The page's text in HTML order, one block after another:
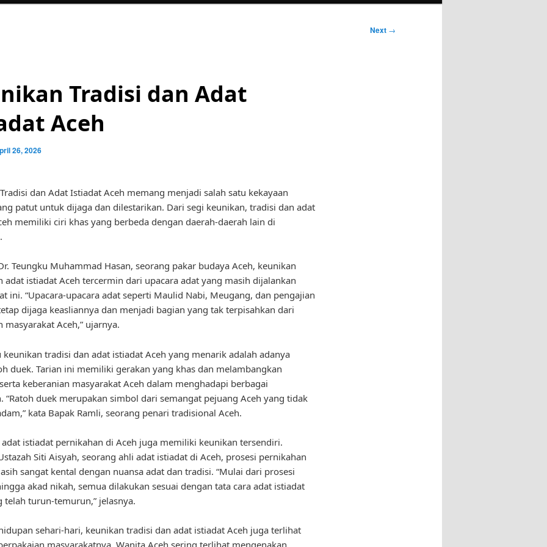
Next →
Tradisi dan Adat
Aceh
26, 2026
dan Adat Istiadat Aceh memang menjadi salah satu kekayaan
patut untuk dijaga dan dilestarikan. Dari segi keunikan, tradisi dan adat
memiliki ciri khas yang berbeda dengan daerah-daerah lain di
Teungku Muhammad Hasan, seorang pakar budaya Aceh, keunikan
adat istiadat Aceh tercermin dari upacara adat yang masih dijalankan
ini. “Upacara-upacara adat seperti Maulid Nabi, Meugang, dan pengajian
dijaga keasliannya dan menjadi bagian yang tak terpisahkan dari
masyarakat Aceh,” ujarnya.
keunikan tradisi dan adat istiadat Aceh yang menarik adalah adanya
duek. Tarian ini memiliki gerakan yang khas dan melambangkan
keberanian masyarakat Aceh dalam menghadapi berbagai
“Ratoh duek merupakan simbol dari semangat pejuang Aceh yang tidak
kata Bapak Ramli, seorang penari tradisional Aceh.
adat istiadat pernikahan di Aceh juga memiliki keunikan tersendiri.
Siti Aisyah, seorang ahli adat istiadat di Aceh, prosesi pernikahan
sangat kental dengan nuansa adat dan tradisi. “Mulai dari prosesi
akad nikah, semua dilakukan sesuai dengan tata cara adat istiadat
telah turun-temurun,” jelasnya.
sehari-hari, keunikan tradisi dan adat istiadat Aceh juga terlihat